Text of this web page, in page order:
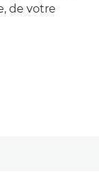
de votre